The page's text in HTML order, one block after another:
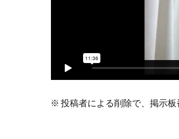
※ 投稿者による削除で、掲示板